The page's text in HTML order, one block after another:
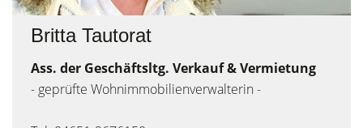
Britta Tautorat
Ass. der Geschäftsltg. Verkauf & Vermietung
- geprüfte Wohnimmobilienverwalterin -